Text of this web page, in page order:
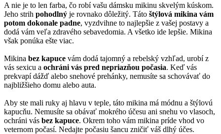
A nie je to len farba, čo robí vašu dámsku mikinu skvelým kúskom.
Jeho strih pohodlný je rovnako dôležitý. Táto štýlová mikina vám
potom dokonale padne, vyzdvihne to najlepšie z vašej postavy a
dodá vám veľa zdravého sebavedomia. A všetko ide lepšie. Mikina
však ponúka ešte viac.
Mikina bez kapuce vám dodá tajomný a rebelský vzhľad, urobí z
vás sexicu a ochráni vás pred nepriazňou počasia. Keď vás
prekvapí dážď alebo snehové prehánky, nemusíte sa schovávať do
najbližšieho domu alebo auta.
Aby ste mali ruky aj hlavu v teple, táto mikina má módnu a štýlovú
kapucňu. Nemusíte sa obávať mokrého účesu ani snehu vo vlasoch,
ochráni vás bez kapuce. Okrem toho vám mikina príde vhod vo
veternom počasí. Nedajte počasiu šancu zničiť váš dlhý účes.